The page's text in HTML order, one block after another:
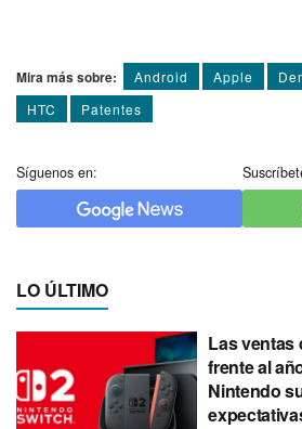
Mira más sobre: Android Apple
HTC
Patentes
Síguenos en:
LO ÚLTIMO
Las ventas
frente al
Nintendo